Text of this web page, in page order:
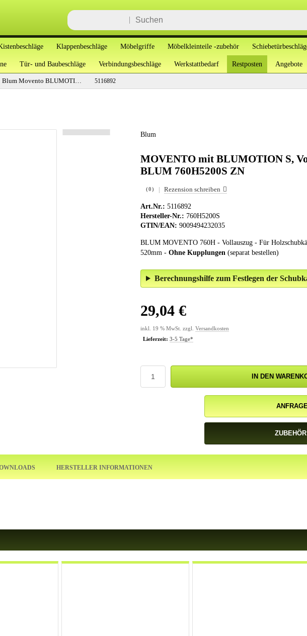
Klappenbeschläge Möbelgriffe Möbelkleinteile -zubehör
Tür- und Baubeschläge Verbindungsbeschläge Werkstattbedarf Restposten Angebote
Blum Movento BLUMOTION S 40kg Belastbarbeit 5116892
Blum
MOVENTO mit BLUMOTION S,
BLUM 760H5200S ZN
(0) | Rezension schreiben
Art.Nr.: 5116892
Hersteller-Nr.: 760H5200S
GTIN/EAN: 9009494232035
BLUM MOVENTO 760H - Vollauszug - Für
520mm - Ohne Kupplungen (separat bestellen)
Berechnungshilfe zum Festlegen der
29,04 €
inkl. 19 % MwSt. zzgl. Versandkosten
Lieferzeit: 3-5 Tage*
IN DEN
HERSTELLER INFORMATIONEN